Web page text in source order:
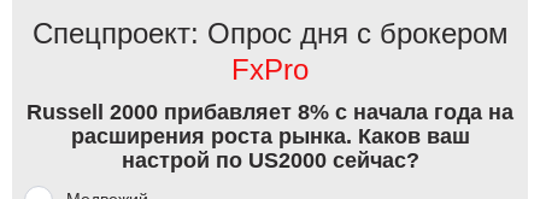
Спецпроект: Опрос дня с брокером
FxPro
Russell 2000 прибавляет 8% с начала года на
расширения роста рынка. Каков ваш
настрой по US2000 сейчас?